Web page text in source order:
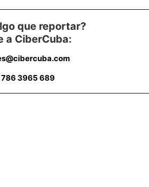
que reportar?
a CiberCuba:
786 3965 689